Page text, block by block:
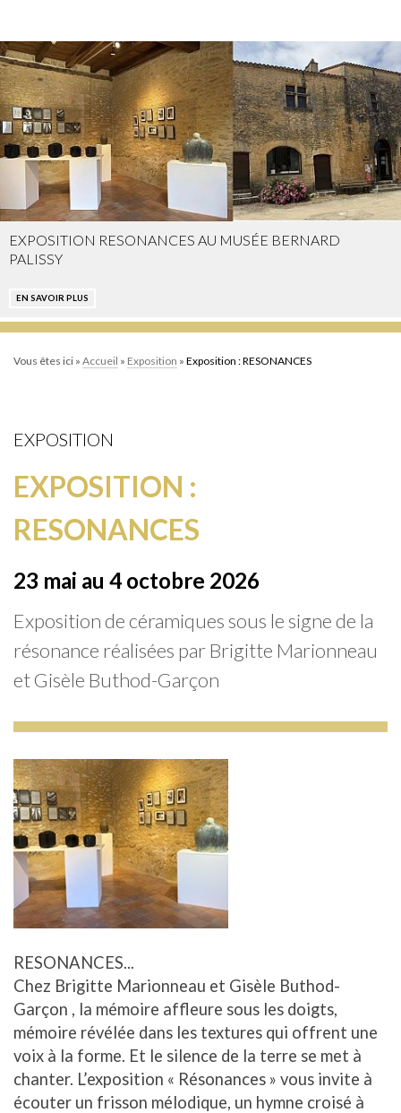
EXPOSITION RESONANCES AU MUSÉE BERNARD
PALISSY
EN SAVOIR PLUS
Vous êtes ici » Accueil » Exposition » Exposition : RESONANCES
EXPOSITION
EXPOSITION :
RESONANCES
23 mai au 4 octobre 2026
Exposition de céramiques sous le signe de la
résonance réalisées par Brigitte Marionneau
et Gisèle Buthod-Garçon
RESONANCES...
Chez Brigitte Marionneau et Gisèle Buthod-
Garçon , la mémoire affleure sous les doigts,
mémoire révélée dans les textures qui offrent une
voix à la forme. Et le silence de la terre se met à
chanter. L’exposition « Résonances » vous invite à
écouter un frisson mélodique, un hymne croisé à